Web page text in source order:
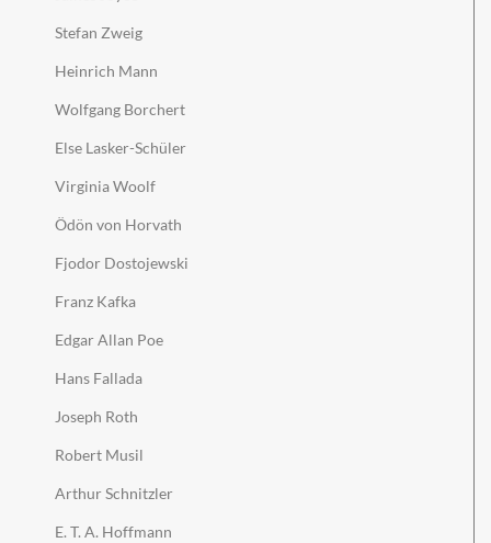
Stefan Zweig
Heinrich Mann
Wolfgang Borchert
Else Lasker-Schüler
Virginia Woolf
Ödön von Horvath
Fjodor Dostojewski
Franz Kafka
Edgar Allan Poe
Hans Fallada
Joseph Roth
Robert Musil
Arthur Schnitzler
E. T. A. Hoffmann